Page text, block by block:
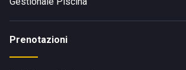
Prenotazioni